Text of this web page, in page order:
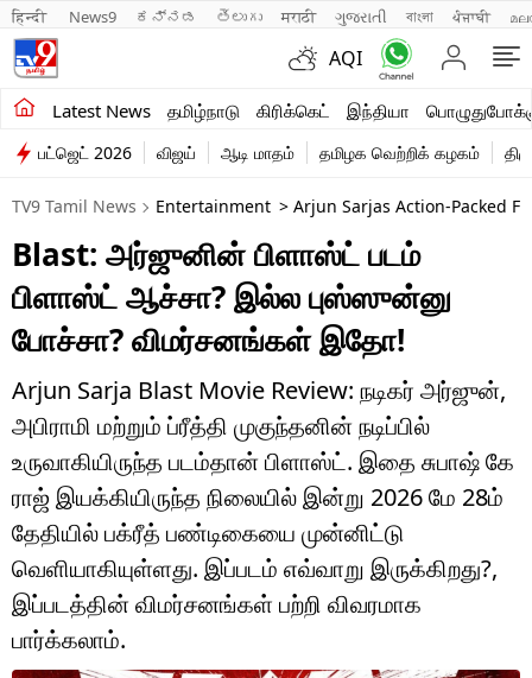
हिन्दी News9 ಕನ್ನಡ తెలుగు मराठी ગુજરાતી বাংলা ਪੰਜਾਬੀ
AQI
Latest News தமிழ்நாடு கிரிக்கெட் இந்தியா
சமீபத்திய செய்திகள்
தமிழ்நாடு
இந்தியா
உலகம்
விளையாட்டு
பொழுதுபோக்கு
லைஃப்ஸ்டைல்
வணிகம்
டெக்னாலஜி
ஆன்மீகம்
வைரல்
பட்ஜெட் 2026 விஜய் ஆடி மாதம் தமிழக வெற்றிக் கழகம்
TV9 Tamil News Entertainment > Arjun Sarjas Action-Packed
Blast: அர்ஜுனின் பிளாஸ்ட் படம்
பிளாஸ்ட் ஆச்சா? இல்ல புஸ்ஸுன்னு
போச்சா? விமர்சனங்கள் இதோ!
Arjun Sarja Blast Movie Review: நடிகர் அர்ஜுன்,
அபிராமி மற்றும் ப்ரீத்தி முகுந்தனின் நடிப்பில்
உருவாகியிருந்த படம்தான் பிளாஸ்ட். இதை சுபாஷ் கே
ராஜ் இயக்கியிருந்த நிலையில் இன்று 2026 மே 28ம்
தேதியில் பக்ரீத் பண்டிகையை முன்னிட்டு
வெளியாகியுள்ளது. இப்படம் எவ்வாறு இருக்கிறது?,
இப்படத்தின் விமர்சனங்கள் பற்றி விவரமாக
பார்க்கலாம்.